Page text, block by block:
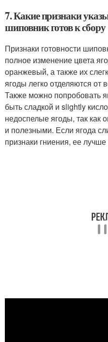
7. Какие признаки
шиповник готов к сбору
Признаки готовности
полное изменение цвета
оранжевый, а также их
ягоды легко отделяются от
Также можно попробовать
быть сладкой и slightly
недоспелые ягоды, так как
и полезными. Если ягода
признаки гниения, ее лучше